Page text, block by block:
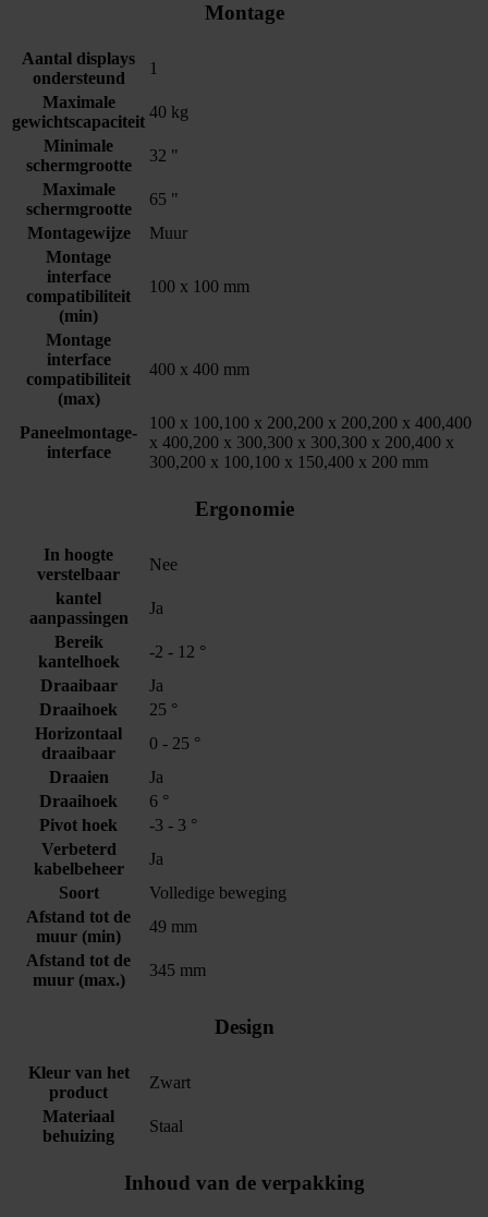
Montage
Aantal displays
ondersteund
1
Maximale
gewichtscapaciteit
40 kg
Minimale
schermgrootte
32 "
Maximale
schermgrootte
65 "
Montagewijze
Muur
Montage
interface
compatibiliteit
(min)
100 x 100 mm
Montage
interface
compatibiliteit
(max)
400 x 400 mm
Paneelmontage-
interface
100 x 100,100 x 200,200 x 200,200 x 400,400
x 400,200 x 300,300 x 300,300 x 200,400 x
300,200 x 100,100 x 150,400 x 200 mm
Ergonomie
In hoogte
verstelbaar
Nee
kantel
aanpassingen
Ja
Bereik
kantelhoek
-2 - 12 °
Draaibaar
Ja
Draaihoek
25 °
Horizontaal
draaibaar
0 - 25 °
Draaien
Ja
Draaihoek
6 °
Pivot hoek
-3 - 3 °
Verbeterd
kabelbeheer
Ja
Soort
Volledige beweging
Afstand tot de
muur (min)
49 mm
Afstand tot de
muur (max.)
345 mm
Design
Kleur van het
product
Zwart
Materiaal
behuizing
Staal
Inhoud van de verpakking